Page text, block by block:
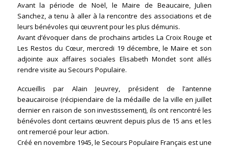
Avant la période de Noël, le Maire de Beaucaire, Julien
Sanchez, a tenu à aller à la rencontre des associations et de
leurs bénévoles qui œuvrent pour les plus démunis.
Avant d’évoquer dans de prochains articles La Croix Rouge et
Les Restos du Cœur, mercredi 19 décembre, le Maire et son
adjointe aux affaires sociales Elisabeth Mondet sont allés
rendre visite au Secours Populaire.
Accueillis par Alain Jeuvrey, président de l’antenne
beaucairoise (récipiendaire de la médaille de la ville en juillet
dernier en raison de son investissement), ils ont rencontré les
bénévoles dont certains œuvrent depuis plus de 15 ans et les
ont remercié pour leur action.
Créé en novembre 1945, le Secours Populaire Français est une